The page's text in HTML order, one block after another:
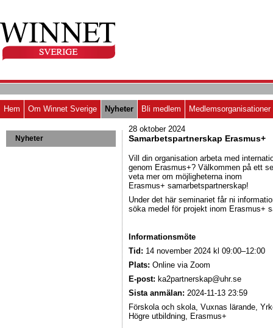
Hem Om Winnet Sverige Nyheter Bli medlem Medlemsorganisationer
Nyheter
28 oktober 2024
Samarbetspartnerskap Erasmus+
Vill din organisation arbeta med
genom Erasmus+? Välkommen på ett
veta mer om möjligheterna inom
Erasmus+ samarbetspartnerskap!
Under det här seminariet får ni
söka medel för projekt inom Erasmus+
Informationsmöte
Tid: 14 november 2024 kl 09:00–12:00
Plats: Online via Zoom
E-post: ka2partnerskap@uhr.se
Sista anmälan: 2024-11-13 23:59
Förskola och skola, Vuxnas lärande,
Högre utbildning, Erasmus+